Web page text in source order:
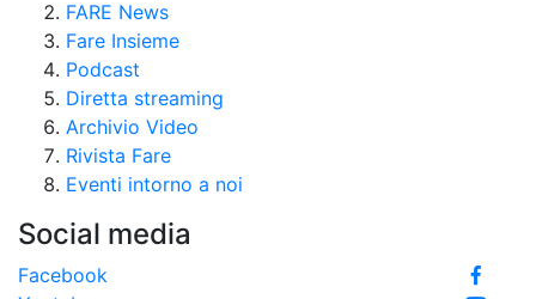
FARE News
Fare Insieme
Podcast
Diretta streaming
Archivio Video
Rivista Fare
Eventi intorno a noi
Social media
Facebook